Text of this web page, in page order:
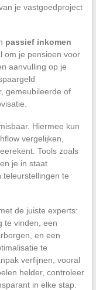
je vastgoedproject
passief inkomen
om je pensioen voor
aanvulling op je
gemeubileerde of
Hiermee kun
vergelijken,
Tools zoals
je in staat
teleurstellingen te
de juiste experts:
te vinden, een
en een
te
verfijnen, vooral
helder, controleer
in elke stap.